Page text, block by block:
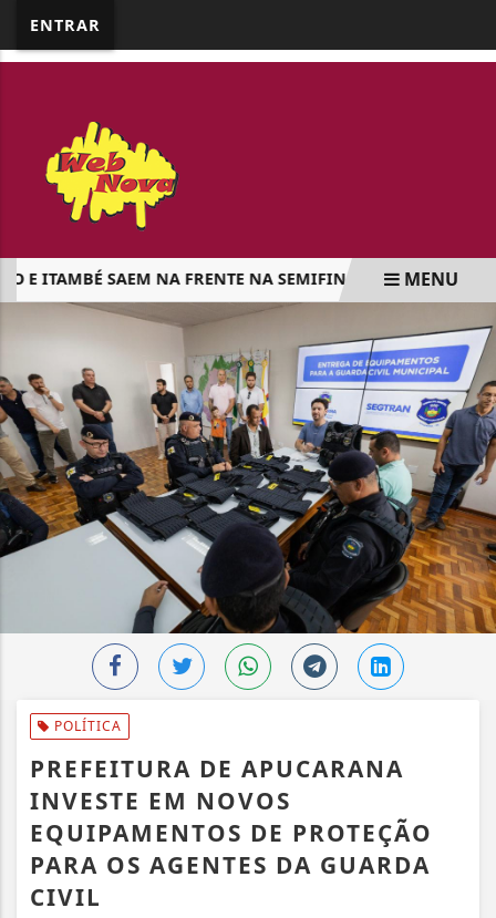
ENTRAR
ITAMBÉ SAEM NA FRENTE NA SEMIFINAL DA LIGA DE
EM ALTA
MENU
POLÍTICA
PREFEITURA DE APUCARANA
INVESTE EM NOVOS
EQUIPAMENTOS DE PROTEÇÃO
PARA OS AGENTES DA GUARDA
CIVIL